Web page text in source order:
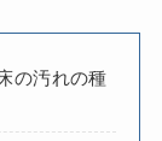
の汚れの種